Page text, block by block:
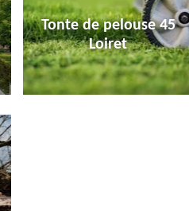
Tonte de pelouse 45
Loiret